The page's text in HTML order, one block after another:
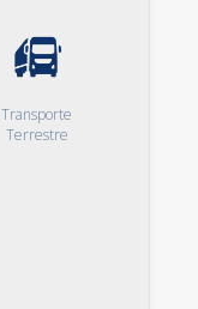
Transporte
Terrestre